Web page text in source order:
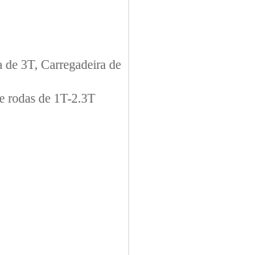
de 3T, Carregadeira de
rodas de 1T-2.3T